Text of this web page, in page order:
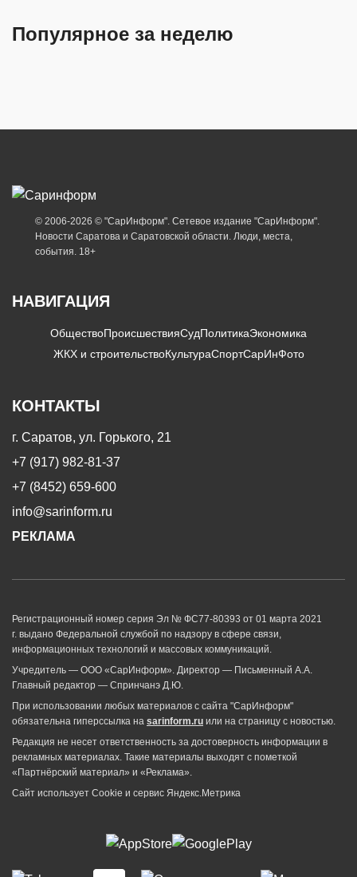
Популярное за неделю
© 2006-2026 © "СарИнформ". Сетевое издание "СарИнформ".
Новости Саратова и Саратовской области. Люди, места,
события. 18+
НАВИГАЦИЯ
ОбществоПроисшествияСудПолитикаЭкономика
ЖКХ и строительствоКультураСпортСарИнФото
КОНТАКТЫ
г. Саратов, ул. Горького, 21
+7 (917) 982-81-37
+7 (8452) 659-600
info@sarinform.ru
РЕКЛАМА
Регистрационный номер серия Эл № ФС77-80393 от 01 марта 2021
г. выдано Федеральной службой по надзору в сфере связи,
информационных технологий и массовых коммуникаций.
Учредитель — ООО «СарИнформ». Директор — Письменный А.А.
Главный редактор — Спринчанэ Д.Ю.
При использовании любых материалов с сайта "СарИнформ"
обязательна гиперссылка на sarinform.ru или на страницу с новостью.
Редакция не несет ответственность за достоверность информации в
рекламных материалах. Такие материалы выходят с пометкой
«Партнёрский материал» и «Реклама».
Сайт использует Cookie и сервиc Яндекс.Метрика